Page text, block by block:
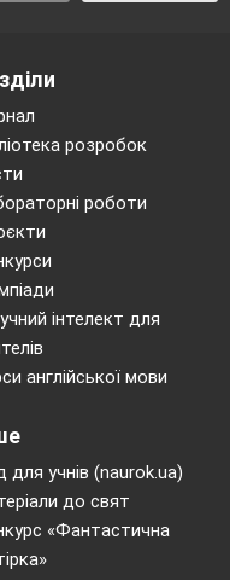
розробок
роботи
інтелект для
англійської мови
для учнів (naurok.ua)
до свят
«Фантастична